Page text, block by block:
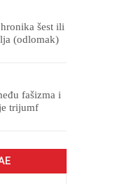
šest ili
(odlomak)
fašizma i
trijumf